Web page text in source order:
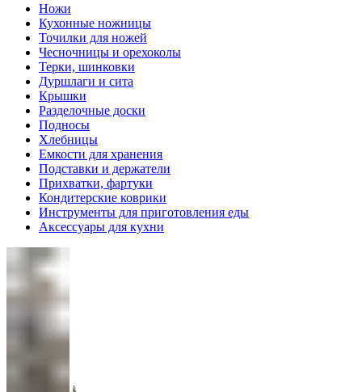
Ножи
Кухонные ножницы
Точилки для ножей
Чесночницы и орехоколы
Терки, шинковки
Дуршлаги и сита
Крышки
Разделочные доски
Подносы
Хлебницы
Емкости для хранения
Подставки и держатели
Прихватки, фартуки
Кондитерские коврики
Инструменты для приготовления еды
Аксессуары для кухни